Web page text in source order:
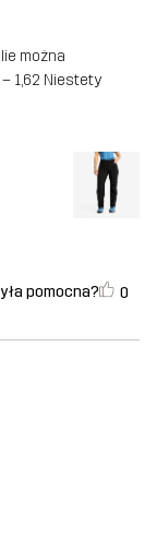
można
1,62 Niestety
pomocna? 0